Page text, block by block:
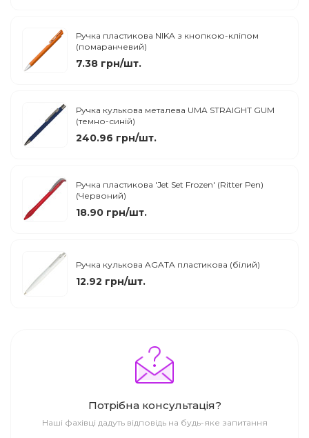
Ручка пластикова NIKA з кнопкою-кліпом
(помаранчевий)
7.38 грн/шт.
Ручка кулькова металева UMA STRAIGHT GUM
(темно-синій)
240.96 грн/шт.
Ручка пластикова 'Jet Set Frozen' (Ritter Pen)
(Червоний)
18.90 грн/шт.
Ручка кулькова AGATA пластикова (білий)
12.92 грн/шт.
Потрібна консультація?
Наші фахівці дадуть відповідь на будь-яке запитання